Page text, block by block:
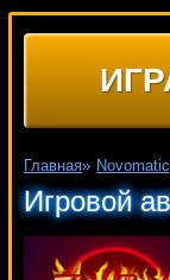
Главная» Novomatic
Игровой